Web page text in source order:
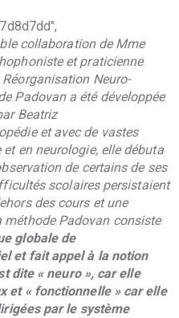
collaboration de Mme
et praticienne
Neuro-
Padovan a été développée
Beatriz
et avec de vastes
en neurologie, elle débuta
de certains de ses
scolaires persistaient
des cours et une
Padovan consiste
globale de
et fait appel à la notion
dite « neuro », car elle
et « fonctionnelle » car elle
par le système